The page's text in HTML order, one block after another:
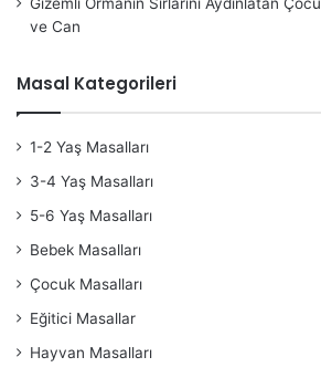
ve Can
Masal Kategorileri
1-2 Yaş Masalları
3-4 Yaş Masalları
5-6 Yaş Masalları
Bebek Masalları
Çocuk Masalları
Eğitici Masallar
Hayvan Masalları